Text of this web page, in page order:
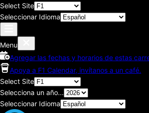
Select Site
Seleccionar Idioma
Menu
Agregar las fechas y horarios de estas
Apoya a F1 Calendar, invítanos a un café.
Select Site
Selecciona un año...
Seleccionar Idioma